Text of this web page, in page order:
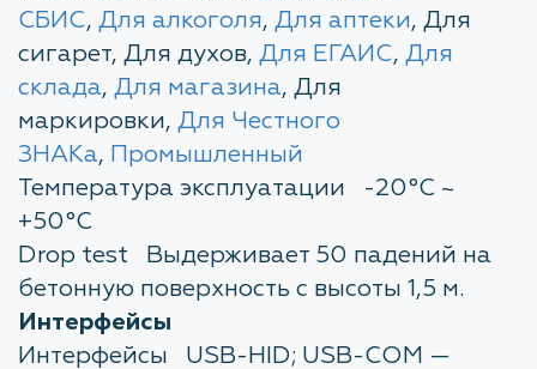
СБИС, Для алкоголя, Для аптеки, Для
сигарет, Для духов, Для ЕГАИС, Для
склада, Для магазина, Для
маркировки, Для Честного
ЗНАКа, Промышленный
Температура эксплуатации -20°С ~
+50°С
Drop test Выдерживает 50 падений на
бетонную поверхность с высоты 1,5 м.
Интерфейсы
Интерфейсы USB-HID; USB-COM —